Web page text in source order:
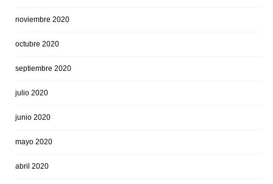
noviembre 2020
octubre 2020
septiembre 2020
julio 2020
junio 2020
mayo 2020
abril 2020